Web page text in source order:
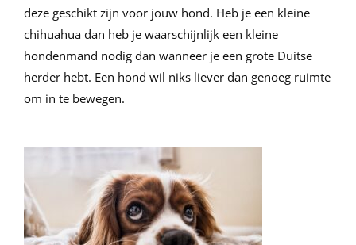
deze geschikt zijn voor jouw hond. Heb je een kleine
chihuahua dan heb je waarschijnlijk een kleine
hondenmand nodig dan wanneer je een grote Duitse
herder hebt. Een hond wil niks liever dan genoeg ruimte
om in te bewegen.